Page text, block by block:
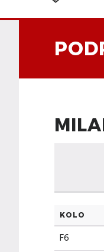
KOLO
F6